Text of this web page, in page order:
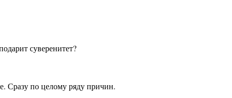
суверенитет?
Сразу по целому ряду причин.